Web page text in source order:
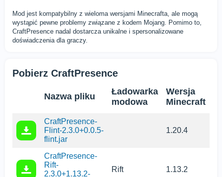
Mod jest kompatybilny z wieloma wersjami Minecrafta, ale mogą
wystąpić pewne problemy związane z kodem Mojang. Pomimo to,
CraftPresence nadal dostarcza unikalne i spersonalizowane
doświadczenia dla graczy.
Pobierz CraftPresence
Nazwa pliku
Ładowarka
modowa
Wersja
Minecraft
CraftPresence-
Flint-2.3.0+0.0.5-
flint.jar
1.20.4
CraftPresence-
Rift-
2.3.0+1.13.2-
Rift 1.13.2